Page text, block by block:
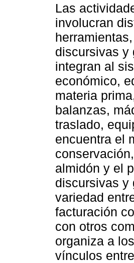
Las
involucran
discursivas y
integran al
económico,
materia
balanzas,
traslado,
encuentra el
almidón y el
discursivas y
variedad
facturación
con otros
organiza a
vínculos